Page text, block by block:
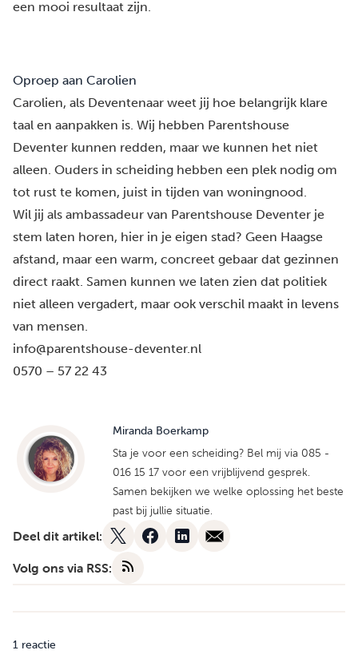
een mooi resultaat zijn.
Oproep aan Carolien
Carolien, als Deventenaar weet jij hoe belangrijk klare
taal en aanpakken is. Wij hebben Parentshouse
Deventer kunnen redden, maar we kunnen het niet
alleen. Ouders in scheiding hebben een plek nodig om
tot rust te komen, juist in tijden van woningnood.
Wil jij als ambassadeur van Parentshouse Deventer je
stem laten horen, hier in je eigen stad? Geen Haagse
afstand, maar een warm, concreet gebaar dat gezinnen
direct raakt. Samen kunnen we laten zien dat politiek
niet alleen vergadert, maar ook verschil maakt in levens
van mensen.
info@parentshouse-deventer.nl
0570 – 57 22 43
Miranda Boerkamp
Sta je voor een scheiding? Bel mij via 085 -
016 15 17 voor een vrijblijvend gesprek.
Samen bekijken we welke oplossing het beste
past bij jullie situatie.
Deel dit artikel:
Volg ons via RSS:
1 reactie